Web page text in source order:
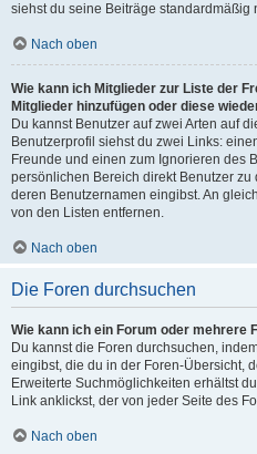
siehst du seine Beiträge standardmäßig
Nach oben
Wie kann ich Mitglieder zur Liste der
Mitglieder hinzufügen oder diese
Du kannst Benutzer auf zwei Arten auf
Benutzerprofil siehst du zwei Links:
Freunde und einen zum Ignorieren des
persönlichen Bereich direkt Benutzer
deren Benutzernamen eingibst. An
von den Listen entfernen.
Nach oben
Die Foren durchsuchen
Wie kann ich ein Forum oder mehrere
Du kannst die Foren durchsuchen,
eingibst, die du in der Foren-Übersicht,
Erweiterte Suchmöglichkeiten erhältst
Link anklickst, der von jeder Seite des
Nach oben